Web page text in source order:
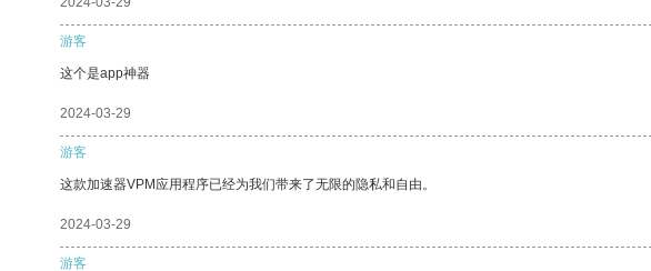
游客
这个是app神器
2024-03-29
游客
这款加速器VPM应用程序已经为我们带来了无限的隐私和自由。
2024-03-29
游客